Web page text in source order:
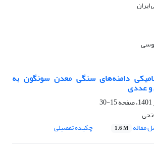
دامنه‌های سنگی معدن سونگون به
و عددی
15-30
مقاله 1.6 M چکیده تفصیلی